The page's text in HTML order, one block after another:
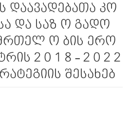
დაავადებათა კო
და საზ ო გადო
ო ბის ერო
2 0 1 8 - 2 0 2 2
შესახებ